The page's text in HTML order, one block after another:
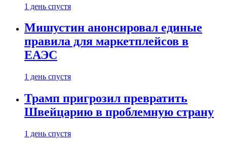
1 день спустя
Мишустин анонсировал единые
правила для маркетплейсов в
ЕАЭС
1 день спустя
Трамп пригрозил превратить
Швейцарию в проблемную страну
1 день спустя